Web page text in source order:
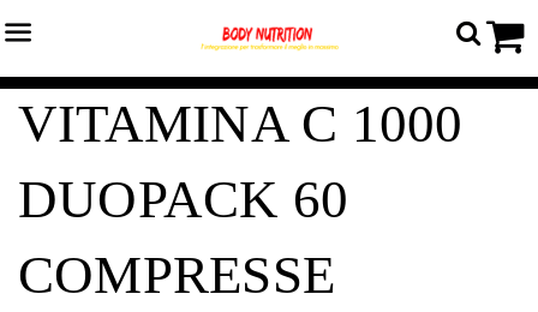
Home Nutraceutica
›
VITAMINA C 1000
DUOPACK 60
COMPRESSE